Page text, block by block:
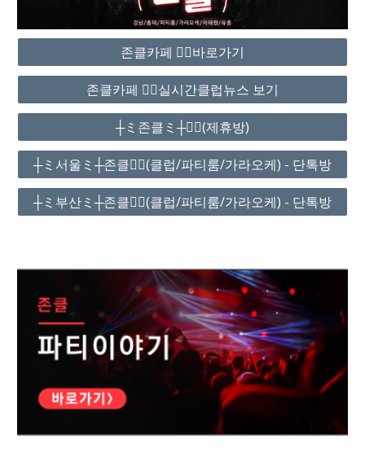
존클카페 ❤️‍🔥바로가기
존클카페 ❤️‍🔥실시간클럽뉴스 보기
┼ミ존클ミ┼❤️‍🔥(제휴방)
┼ミ서울ミ┼존클❤️‍🔥(클럽/파티룸/가라오케) - 단톡방
┼ミ부산ミ┼존클❤️‍🔥(클럽/파티룸/가라오케) - 단톡방